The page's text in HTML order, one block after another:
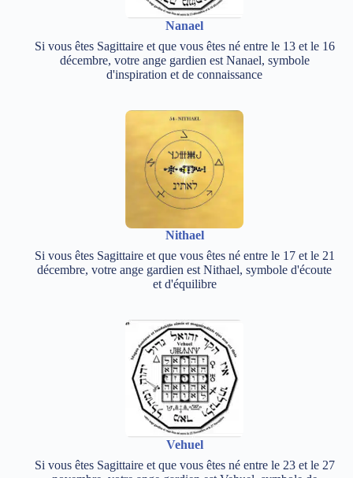
Nanael
Si vous êtes Sagittaire et que vous êtes né entre le 13 et le 16
décembre, votre ange gardien est Nanael, symbole
d'inspiration et de connaissance
Nithael
Si vous êtes Sagittaire et que vous êtes né entre le 17 et le 21
décembre, votre ange gardien est Nithael, symbole d'écoute
et d'équilibre
Vehuel
Si vous êtes Sagittaire et que vous êtes né entre le 23 et le 27